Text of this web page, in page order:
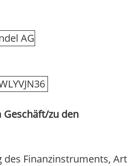
AG
Geschäft/zu den
des Finanzinstruments, Art